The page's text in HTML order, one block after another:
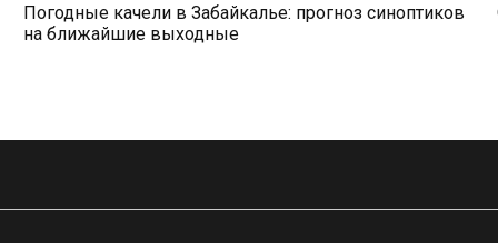
Погодные качели в Забайкалье: прогноз синоптиков
на ближайшие выходные